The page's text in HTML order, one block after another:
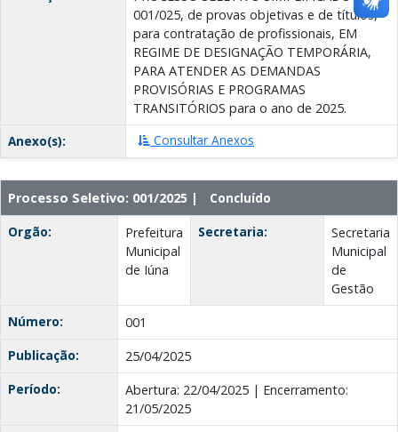
001/025, de provas objetivas e de títulos,
para contratação de profissionais, EM
REGIME DE DESIGNAÇÃO TEMPORÁRIA,
PARA ATENDER AS DEMANDAS
PROVISÓRIAS E PROGRAMAS
TRANSITÓRIOS para o ano de 2025.
Anexo(s):
Consultar Anexos
Processo Seletivo: 001/2025 | Concluído
Orgão:
Prefeitura
Municipal
de Iúna
Secretaria:
Secretaria
Municipal
de
Gestão
Número:
001
Publicação:
25/04/2025
Período:
Abertura: 22/04/2025 | Encerramento:
21/05/2025